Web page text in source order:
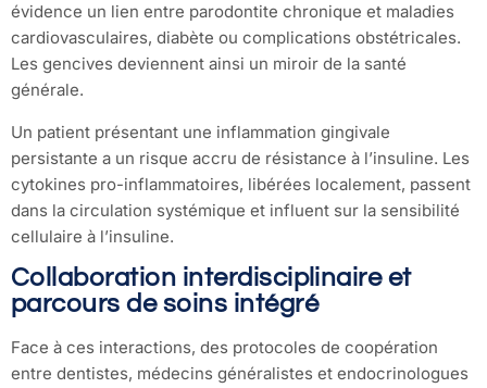
évidence un lien entre parodontite chronique et maladies
cardiovasculaires, diabète ou complications obstétricales.
Les gencives deviennent ainsi un miroir de la santé
générale.
Un patient présentant une inflammation gingivale
persistante a un risque accru de résistance à l’insuline. Les
cytokines pro-inflammatoires, libérées localement, passent
dans la circulation systémique et influent sur la sensibilité
cellulaire à l’insuline.
Collaboration interdisciplinaire et
parcours de soins intégré
Face à ces interactions, des protocoles de coopération
entre dentistes, médecins généralistes et endocrinologues